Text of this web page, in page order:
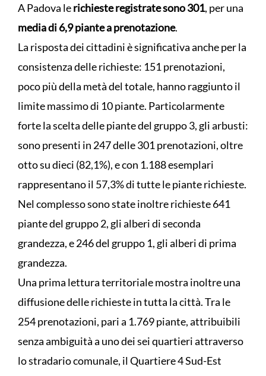
A Padova lerichieste registrate sono 301, per una
media di 6,9 piante a prenotazione.
La risposta dei cittadini è significativa anche per la
consistenza delle richieste: 151 prenotazioni,
poco più della metà del totale, hanno raggiunto il
limite massimo di 10 piante. Particolarmente
forte la scelta delle piante del gruppo 3, gli arbusti:
sono presenti in 247 delle 301 prenotazioni, oltre
otto su dieci (82,1%), e con 1.188 esemplari
rappresentano il 57,3% di tutte le piante richieste.
Nel complesso sono state inoltre richieste 641
piante del gruppo 2, gli alberi di seconda
grandezza, e 246 del gruppo 1, gli alberi di prima
grandezza.
Una prima lettura territoriale mostra inoltre una
diffusione delle richieste in tutta la città. Tra le
254 prenotazioni, pari a 1.769 piante, attribuibili
senza ambiguità a uno dei sei quartieri attraverso
lo stradario comunale, il Quartiere 4 Sud-Est